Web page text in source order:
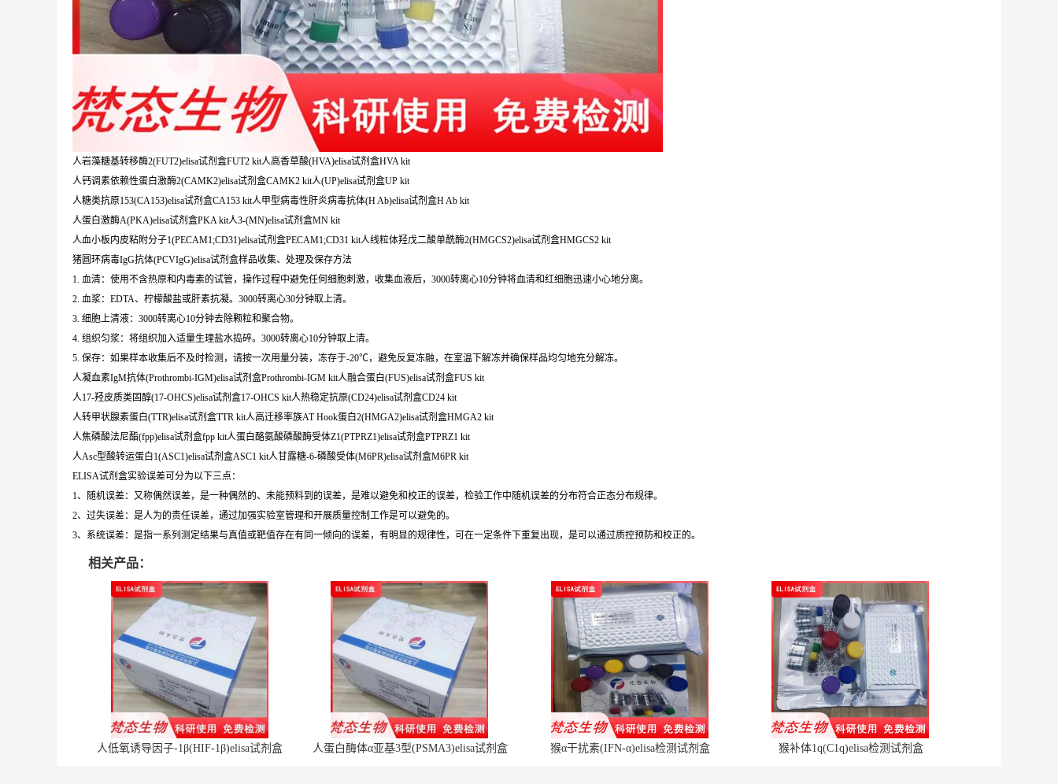
人岩藻糖基转移酶2(FUT2)elisa试剂盒FUT2 kit人高香草酸(HVA)elisa试剂盒HVA kit
人钙调素依赖性蛋白激酶2(CAMK2)elisa试剂盒CAMK2 kit人(UP)elisa试剂盒UP kit
人糖类抗原153(CA153)elisa试剂盒CA153 kit人甲型病毒性肝炎病毒抗体(H Ab)elisa试剂盒H Ab kit
人蛋白激酶A(PKA)elisa试剂盒PKA kit人3-(MN)elisa试剂盒MN kit
人血小板内皮粘附分子1(PECAM1;CD31)elisa试剂盒PECAM1;CD31 kit人线粒体羟戊二酸单酰酶2(HMGCS2)elisa试剂盒HMGCS2 kit
猪圆环病毒IgG抗体(PCVIgG)elisa试剂盒样品收集、处理及保存方法
1. 血清：使用不含热原和内毒素的试管，操作过程中避免任何细胞刺激，收集血液后，3000转离心10分钟将血清和红细胞迅速小心地分离。
2. 血浆：EDTA、柠檬酸盐或肝素抗凝。3000转离心30分钟取上清。
3. 细胞上清液：3000转离心10分钟去除颗粒和聚合物。
4. 组织匀浆：将组织加入适量生理盐水捣碎。3000转离心10分钟取上清。
5. 保存：如果样本收集后不及时检测，请按一次用量分装，冻存于-20℃，避免反复冻融，在室温下解冻并确保样品均匀地充分解冻。
人凝血素IgM抗体(Prothrombi-IGM)elisa试剂盒Prothrombi-IGM kit人融合蛋白(FUS)elisa试剂盒FUS kit
人17-羟皮质类固醇(17-OHCS)elisa试剂盒17-OHCS kit人热稳定抗原(CD24)elisa试剂盒CD24 kit
人转甲状腺素蛋白(TTR)elisa试剂盒TTR kit人高迁移率族AT Hook蛋白2(HMGA2)elisa试剂盒HMGA2 kit
人焦磷酸法尼酯(fpp)elisa试剂盒fpp kit人蛋白酪氨酸磷酸酶受体Z1(PTPRZ1)elisa试剂盒PTPRZ1 kit
人Asc型酸转运蛋白1(ASC1)elisa试剂盒ASC1 kit人甘露糖-6-磷酸受体(M6PR)elisa试剂盒M6PR kit
ELISA试剂盒实验误差可分为以下三点：
1、随机误差：又称偶然误差，是一种偶然的、未能预料到的误差，是难以避免和校正的误差，检验工作中随机误差的分布符合正态分布规律。
2、过失误差：是人为的责任误差，通过加强实验室管理和开展质量控制工作是可以避免的。
3、系统误差：是指一系列测定结果与真值或靶值存在有同一倾向的误差，有明显的规律性，可在一定条件下重复出现，是可以通过质控预防和校正的。
相关产品：
人低氧诱导因子-1β(HIF-1β)elisa试剂盒 人蛋白酶体α亚基3型(PSMA3)elisa试剂盒 猴α干扰素(IFN-α)elisa检测试剂盒 猴补体1q(C1q)elisa检测试剂盒